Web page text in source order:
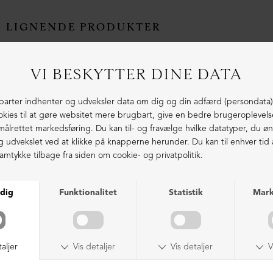
LIGNENDE PRODUKTER
DKK 1.499,00
DKK 2.199,00
DKK 1.999,00